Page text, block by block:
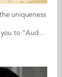
uniqueness
The Audencia Alumni team is excited to invite you to "Audencia Around the World" - our annual global celebration connecting Audencia’s international communities. And this year, we’re making it even bigger! What’s new? This time, the event will be spread over an entire year, giving you the flexibility to organise an event at a time that works best for your city and community. Whether it’s a small gathering, a cultural showcase, or a networking event, every initiative counts in strengthening our global alumni network. The concept? Create an event that puts your city on the Audencia world map while reinforcing the international outreach of our alumni network. Whether as part of your local chapter or an individual initiative, this is your chance to make an impact. The theme? Celebrating the uniqueness of each country! From traditional festivities to local experiences, let’s share and showcase the cultural richness of every place where Audencia alumni thrive. The dates? A year-long celebration! You choose the date that works best for you. Location? Anywhere in the world! How does it work? Alumni ambassadors who wish to organise an event should contact the Audencia Alumni team with a proposal for an activity. It will be our pleasure to help set it up. For alumni who don't have a chapter nearby but would like to participate, drop us a line with a date, a time and a venue, and we'll share the details with the alumni community. Register for an event in a city near you! Events will be added to the agenda all year long, so remember to check regularly to see what is happening near you, and feel free to take part in one (or more)! These cities have already booked the dates: Chengdu: 29 March Berlin: 10 April Dubai: 25 April Montreal: 29 April Taipei: 5 May Barcelona: 21 May Guangzhou: 5 June Munich: 16 October Beijing: 18 October Shanghai: 18 October Shenzhen: 24 October Hong Kong: 28 October Tokyo: 29 October Amsterdam: 4 December Geneva: 8 December Luxembourg: 9 December Zurich: 10 December